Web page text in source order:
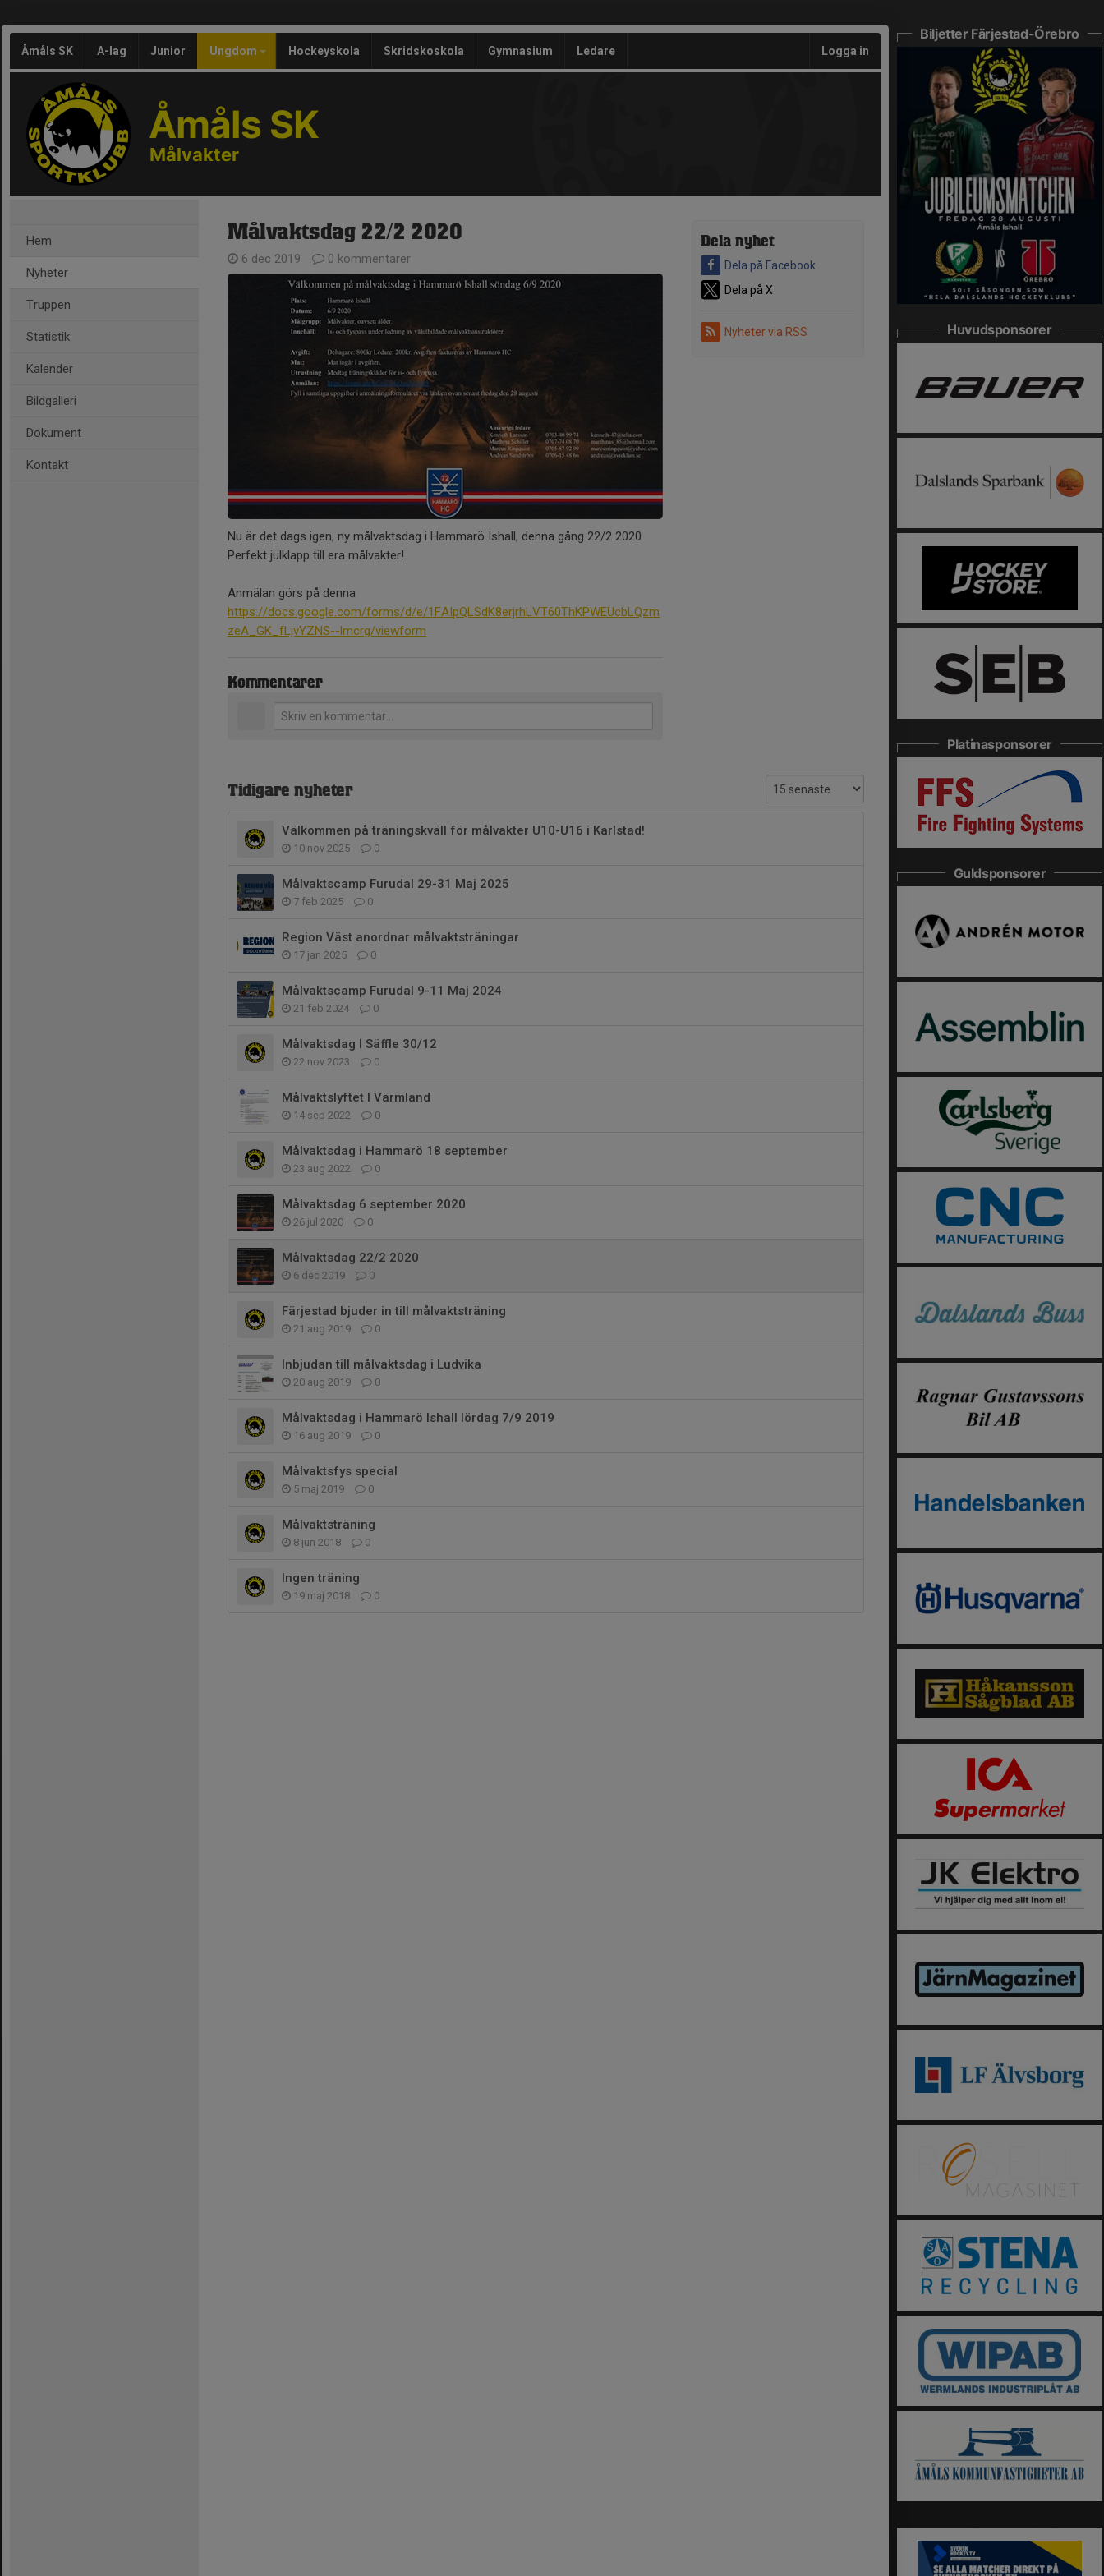
Åmåls SK A-lag Junior Ungdom Hockeyskola Skridskoskola Gymnasium Ledare Logga in
Åmåls SK
Målvakter
Hem
Nyheter
Truppen
Statistik
Kalender
Bildgalleri
Dokument
Kontakt
Dela nyhet
Dela på Facebook
Dela på X
Nyheter via RSS
Målvaktsdag 22/2 2020
6 dec 2019 0 kommentarer
Nu är det dags igen, ny målvaktsdag i Hammarö Ishall, denna gång 22/2 2020
Perfekt julklapp till era målvakter!
Anmälan görs på denna
https://docs.google.com/forms/d/e/1FAIpQLSdK8erjrhLVT60ThKPWEUcbLQzm
zeA_GK_fLjvYZNS--lmcrg/viewform
Kommentarer
Tidigare nyheter
Välkommen på träningskväll för målvakter U10-U16 i Karlstad!
10 nov 2025 0
Målvaktscamp Furudal 29-31 Maj 2025
7 feb 2025 0
Region Väst anordnar målvaktsträningar
17 jan 2025 0
Målvaktscamp Furudal 9-11 Maj 2024
21 feb 2024 0
Målvaktsdag I Säffle 30/12
22 nov 2023 0
Målvaktslyftet I Värmland
14 sep 2022 0
Målvaktsdag i Hammarö 18 september
23 aug 2022 0
Målvaktsdag 6 september 2020
26 jul 2020 0
Målvaktsdag 22/2 2020
6 dec 2019 0
Färjestad bjuder in till målvaktsträning
21 aug 2019 0
Inbjudan till målvaktsdag i Ludvika
20 aug 2019 0
Målvaktsdag i Hammarö Ishall lördag 7/9 2019
16 aug 2019 0
Målvaktsfys special
5 maj 2019 0
Målvaktsträning
8 jun 2018 0
Ingen träning
19 maj 2018 0
Biljetter Färjestad-Örebro
Huvudsponsorer
Platinasponsorer
Guldsponsorer